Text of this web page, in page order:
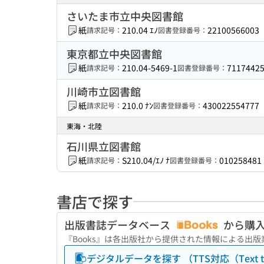
さいたま市立中央図書館
紙請求記号： 210.04 ｴﾉ図書登録番号： 22100566003
東京都立中央図書館
紙請求記号： 210.04-5469-1図書登録番号：
川崎市立図書館
紙請求記号： 210.0 ﾅﾝ図書登録番号： 430022554777
東海・北陸
石川県立図書館
紙請求記号： S210.04/ｴﾉ ﾅ図書登録番号： 010258481
書店で探す
出版書誌データベース から購
『Books』は各出版社から提供された情報による出
デジタルデータを探す （TTS対応（Text